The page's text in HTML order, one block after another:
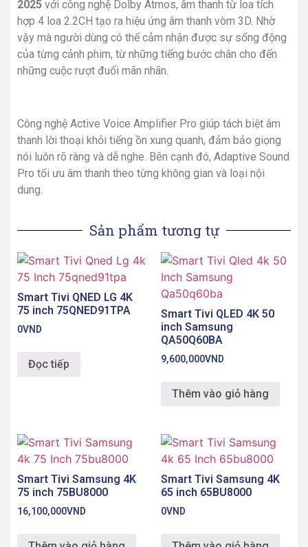
2025 với công nghệ Dolby Atmos, âm thanh từ loa tích
hợp 4 loa 2.2CH tạo ra hiệu ứng âm thanh vòm 3D. Nhờ
vậy mà người dùng có thể cảm nhận được sự sống động
của từng cảnh phim, từ những tiếng bước chân cho đến
những cuộc rượt đuổi mãn nhãn.
Công nghệ Active Voice Amplifier Pro giúp tách biệt âm
thanh lời thoại khỏi tiếng ồn xung quanh, đảm bảo giọng
nói luôn rõ ràng và dễ nghe. Bên cạnh đó, Adaptive Sound
Pro tối ưu âm thanh theo từng không gian và loại nội
dung.
Sản phẩm tương tự
Smart Tivi QNED LG 4K
75 inch 75QNED91TPA
0VND
Đọc tiếp
Smart Tivi QLED 4K 50
inch Samsung
QA50Q60BA
9,600,000VND
Thêm vào giỏ hàng
Smart Tivi Samsung 4K
75 inch 75BU8000
16,100,000VND
Smart Tivi Samsung 4K
65 inch 65BU8000
0VND